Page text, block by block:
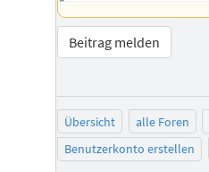
Beitrag melden
Übersicht alle Foren
Benutzerkonto erstellen